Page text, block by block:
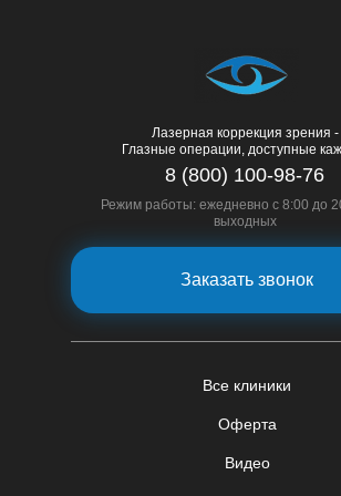
Лазерная коррекция зрения -
Глазные операции, доступные
Оферта
Видео
Все клиники
8 (800) 100-98-76
Режим работы: ежедневно с 8:00 до
выходных
Заказать звонок